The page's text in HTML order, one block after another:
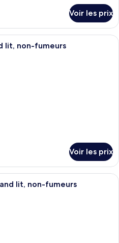
Voir les prix
Une chambre d’hôtel moderne,
lit, non-fumeurs
Voir les prix
Une chambre d’hôtel moderne
lit, non-fumeurs